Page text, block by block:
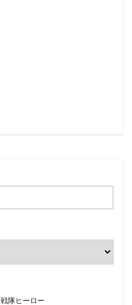
戦隊ヒーロー